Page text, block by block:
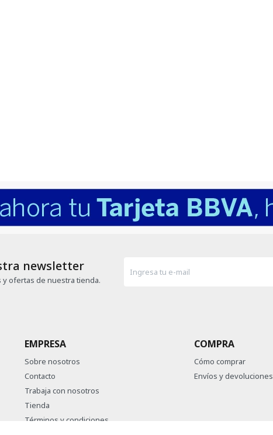
newsletter
ofertas de nuestra tienda.
EMPRESA
Sobre nosotros
Contacto
Trabaja con nosotros
Tienda
Términos y condiciones
COMPRA
Cómo comprar
Envíos y devoluciones